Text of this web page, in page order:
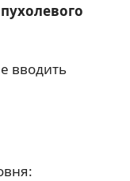
вводить